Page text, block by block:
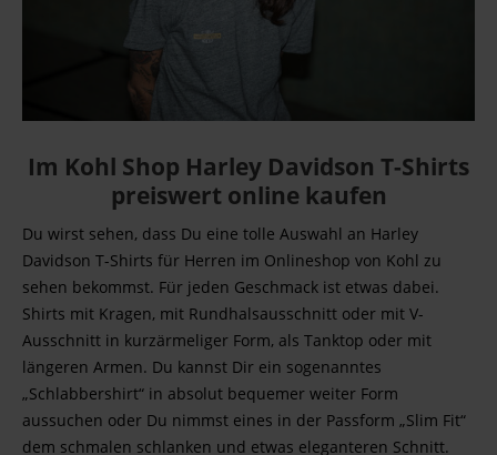
Im Kohl Shop Harley Davidson T-Shirts
preiswert online kaufen
Du wirst sehen, dass Du eine tolle Auswahl an Harley
Davidson T-Shirts für Herren im Onlineshop von Kohl zu
sehen bekommst. Für jeden Geschmack ist etwas dabei.
Shirts mit Kragen, mit Rundhalsausschnitt oder mit V-
Ausschnitt in kurzärmeliger Form, als Tanktop oder mit
längeren Armen. Du kannst Dir ein sogenanntes
„Schlabbershirt“ in absolut bequemer weiter Form
aussuchen oder Du nimmst eines in der Passform „Slim Fit“
dem schmalen schlanken und etwas eleganteren Schnitt.